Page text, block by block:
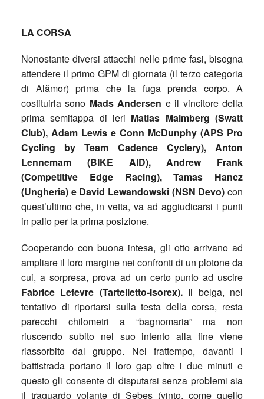
LA CORSA
Nonostante diversi attacchi nelle prime fasi, bisogna
attendere il primo GPM di giornata (il terzo categoria
di Alămor) prima che la fuga prenda corpo. A
costituirla sono Mads Andersen e il vincitore della
prima semitappa di ieri Matias Malmberg (Swatt
Club), Adam Lewis e Conn McDunphy (APS Pro
Cycling by Team Cadence Cyclery), Anton
Lennemam (BIKE AID), Andrew Frank
(Competitive Edge Racing), Tamas Hancz
(Ungheria) e David Lewandowski (NSN Devo) con
quest’ultimo che, in vetta, va ad aggiudicarsi i punti
in palio per la prima posizione.
Cooperando con buona intesa, gli otto arrivano ad
ampliare il loro margine nei confronti di un plotone da
cui, a sorpresa, prova ad un certo punto ad uscire
Fabrice Lefevre (Tartelletto-Isorex).Il belga, nel
tentativo di riportarsi sulla testa della corsa, resta
parecchi chilometri a “bagnomaria” ma non
riuscendo subito nel suo intento alla fine viene
riassorbito dal gruppo. Nel frattempo, davanti i
battistrada portano il loro gap oltre i due minuti e
questo gli consente di disputarsi senza problemi sia
il traguardo volante di Sebes (vinto, come quello